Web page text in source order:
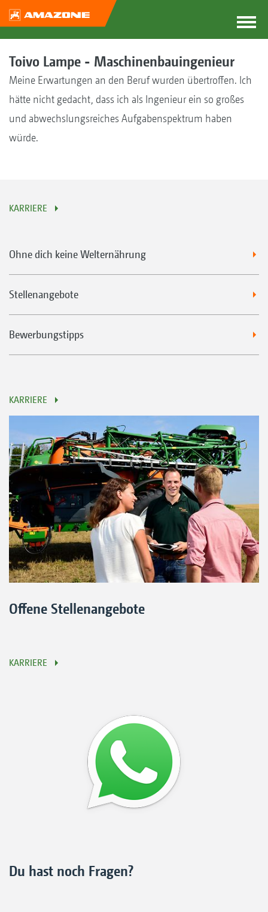
Toivo Lampe - Maschinenbauingenieur
Meine Erwartungen an den Beruf wurden übertroffen. Ich
hätte nicht gedacht, dass ich als Ingenieur ein so großes
und abwechslungsreiches Aufgabenspektrum haben
würde.
KARRIERE
Ohne dich keine Welternährung
Stellenangebote
Bewerbungstipps
KARRIERE
Offene Stellenangebote
KARRIERE
Du hast noch Fragen?